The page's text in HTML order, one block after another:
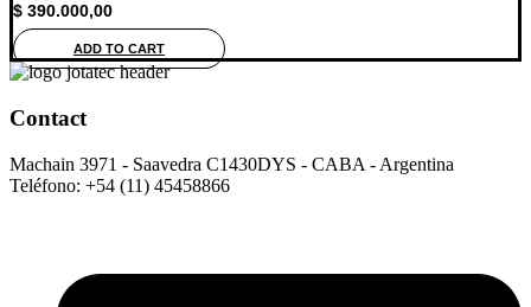
$ 390.000,00
ADD TO CART
Contact
Machain 3971 - Saavedra C1430DYS - CABA - Argentina
Teléfono: +54 (11) 45458866